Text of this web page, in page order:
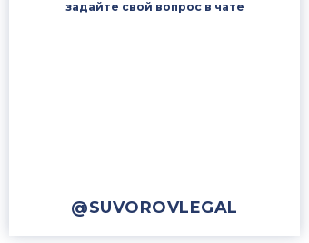
задайте свой вопрос в чате
@SUVOROVLEGAL